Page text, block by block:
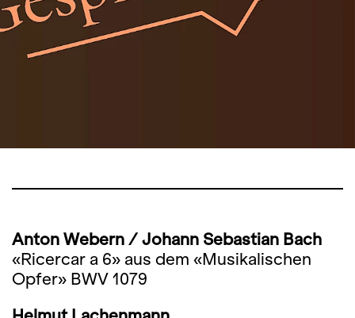
Anton Webern / Johann Sebastian Bach
«Ricercar a 6» aus dem «Musikalischen
Opfer» BWV 1079